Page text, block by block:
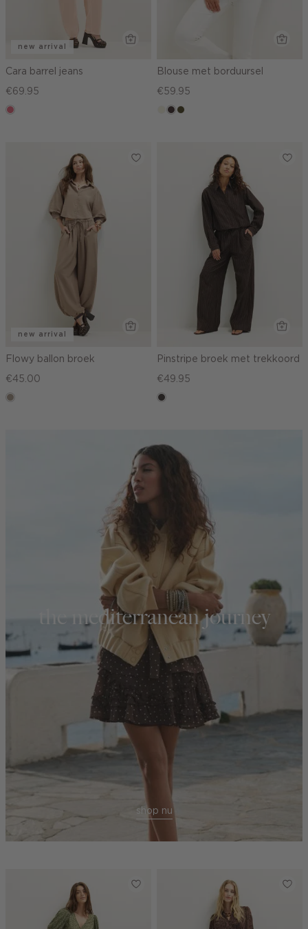
new arrival
Cara barrel jeans
€69.95
rose,
Blouse met borduursel
€59.95
ecru
choco,
groen,
new arrival
Flowy ballon broek
€45.00
taupe,
Pinstripe broek met trekkoord
€49.95
choco
the mediterranean journey
shop nu